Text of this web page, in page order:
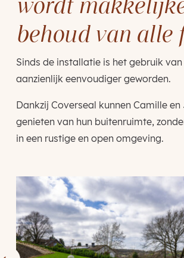
behoud van alle
Sinds de installatie is het gebruik
aanzienlijk eenvoudiger geworden.
Dankzij Coverseal kunnen Camille
genieten van hun buitenruimte,
in een rustige en open omgeving.